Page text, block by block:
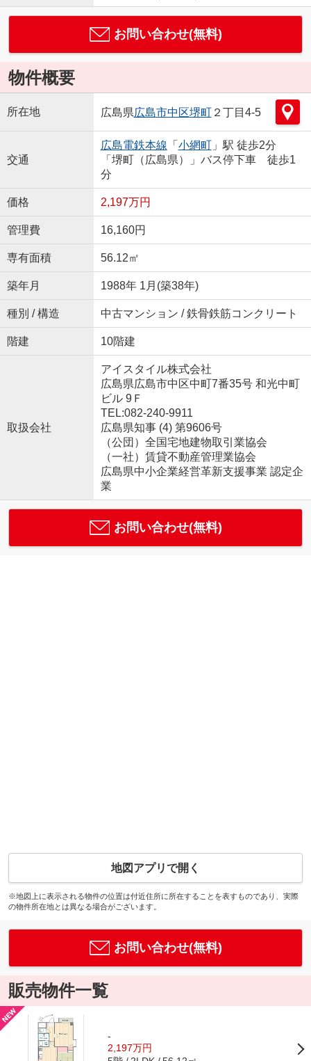
お問い合わせ(無料)
物件概要
所在地 広島県広島市中区堺町２丁目4-5
交通
広島電鉄本線 「 小網町」駅 徒歩2分
「堺町（広島県）」バス停下車 徒歩1
分
価格 2,197万円
管理費 16,160円
専有面積 56.12㎡
築年月 1988年 1月(築38年)
種別 / 構造 中古マンション / 鉄骨鉄筋コンクリート
階建 10階建
取扱会社
アイスタイル株式会社
広島県広島市中区中町7番35号 和光中町
ビル 9Ｆ
TEL:082-240-9911
広島県知事 (4) 第9606号
（公団）全国宅地建物取引業協会
（一社）賃貸不動産管理業協会
広島県中小企業経営革新支援事業 認定企
業
お問い合わせ(無料)
地図アプリで開く
※地図上に表示される物件の位置は付近住所に所在することを表すものであり、実際
の物件所在地とは異なる場合がございます。
お問い合わせ(無料)
販売物件一覧
-
2,197万円